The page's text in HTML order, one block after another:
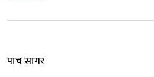
पाच सागर